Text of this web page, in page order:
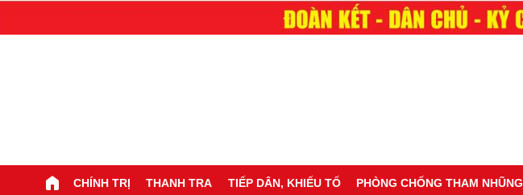
CHÍNH TRỊ THANH TRA TIẾP DÂN, KHIẾU TỐ PHÒNG CHỐNG THAM NHŨNG